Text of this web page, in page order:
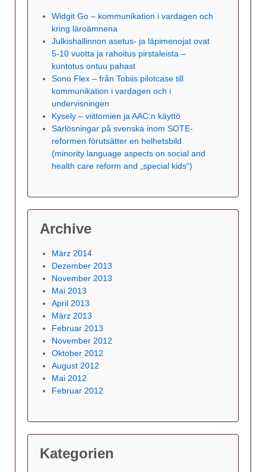
Widgit Go – kommunikation i vardagen och
kring läroämnena
Julkishallinnon asetus- ja läpimenojat ovat
5-10 vuotta ja rahoitus pirstaleista –
kuntotus ontuu pahast
Sono Flex – från Tobiis pilotcase till
kommunikation i vardagen och i
undervisningen
Kysely – viittomien ja AAC:n käyttö
Särlösningar på svenska inom SOTE-
reformen förutsätter en helhetsbild
(minority language aspects on social and
health care reform and „special kids“)
Archive
März 2014
Dezember 2013
November 2013
Mai 2013
April 2013
März 2013
Februar 2013
November 2012
Oktober 2012
August 2012
Mai 2012
Februar 2012
Kategorien